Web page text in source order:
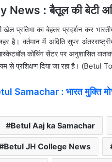
: बैतूल की बेटी
खेल प्रतिभा का बेहतर प्रदर्शन कर
है। वर्तमान में अदिति सुपर
कोचिंग सेंटर पर अनुशासित
से प्रशिक्षण दिया जा रहा है। (Betul
Samachar : भारत मुक्ति
Betul Aaj ka Samachar
Betul JH College News